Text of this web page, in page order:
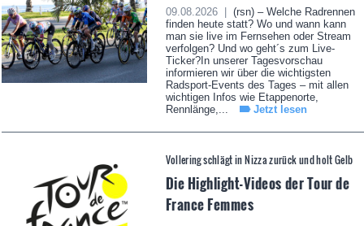
09.08.2026 |
(rsn) – Welche Radrennen
finden heute statt? Wo und wann kann
man sie live im Fernsehen oder Stream
verfolgen? Und wo geht´s zum Live-
Ticker?In unserer Tagesvorschau
informieren wir über die wichtigsten
Radsport-Events des Tages – mit allen
wichtigen Infos wie Etappenorte,
Rennlänge,...
Jetzt lesen
Vollering schlägt in Nizza zurück und holt Gelb
Die Highlight-Videos der Tour de
France Femmes